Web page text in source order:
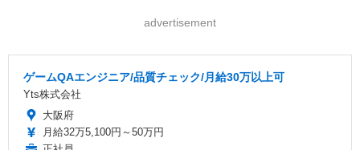
advertisement
ゲームQAエンジニア/品質チェック/月給30万以上可
Yts株式会社
大阪府
月給32万5,100円～50万円